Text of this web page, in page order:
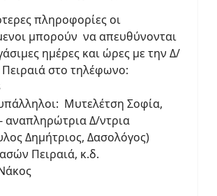
πληροφορίες οι
μπορούν να απευθύνονται
ημέρες και ώρες με την Δ/
στο τηλέφωνο:
Μυτελέτση Σοφία,
αναπληρώτρια Δ/ντρια
Δημήτριος, Δασολόγος)
Πειραιά, κ.δ.